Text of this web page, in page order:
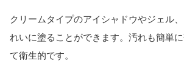
クリームタイプのアイシャドウやジェル
れいに塗ることができます。汚れも簡単
て衛生的です。